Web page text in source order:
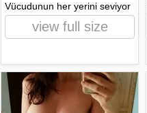
Vücudunun her yerini seviyor
view full size